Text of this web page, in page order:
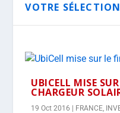
VOTRE SÉLECTION
UBICELL MISE
CHARGEUR
19 Oct 2016 FRANCE,